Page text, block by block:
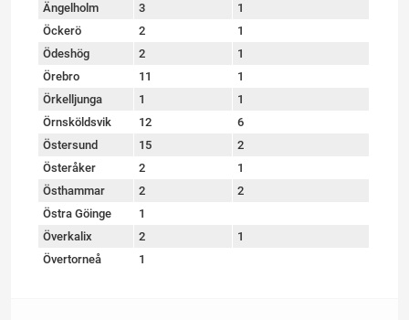
Ängelholm
3
1
Öckerö
2
1
Ödeshög
2
1
Örebro
11
1
Örkelljunga
1
1
Örnsköldsvik
12
6
Östersund
15
2
Österåker
2
1
Östhammar
2
2
Östra Göinge
1
Överkalix
2
1
Övertorneå
1